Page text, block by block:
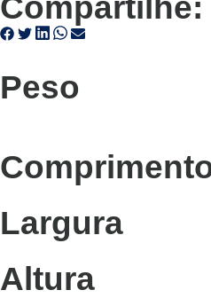
Compartilhe:
Peso
Largura
Altura